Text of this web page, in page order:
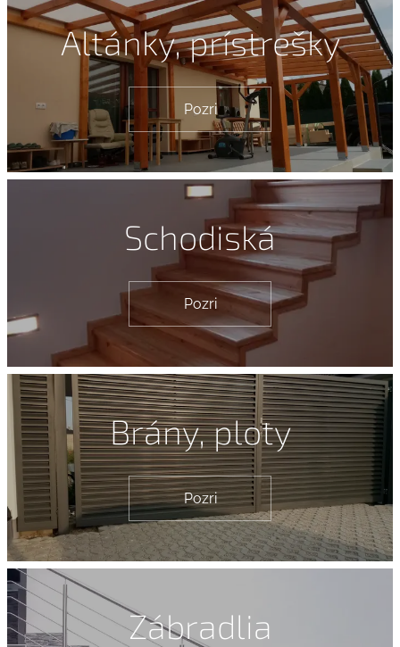
Altánky, prístrešky
Pozri
Schodiská
Pozri
Brány, ploty
Pozri
Zábradlia